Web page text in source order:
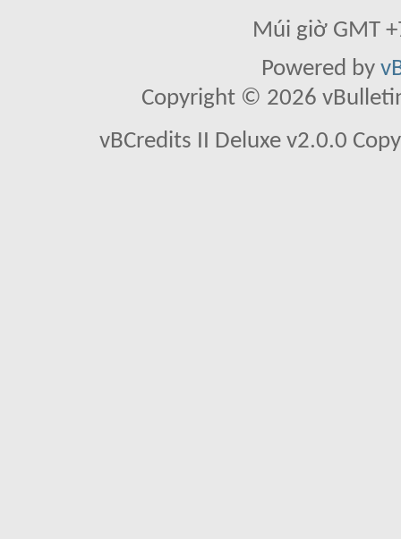
Múi giờ GMT
Powered by
Copyright © 2026
vBCredits II Deluxe v2.0.0